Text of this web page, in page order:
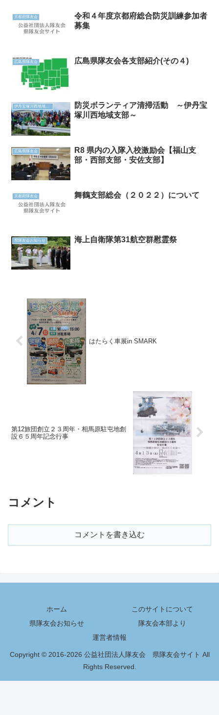
京都府隊友会
令和４年度京都府総合防災訓練参加者
募集
広島県隊友会 広島県隊友会各支部紹介(その４)
伊丹宝塚川西地域支部
防災ボランティア清掃活動 ～伊丹宝
塚川西地域支部～
広島県隊友会
R8 県内の入隊入校激励会【福山支
部・西部支部・安佐支部】
京都府隊友会 舞鶴支部総会（２０２２）について
県隊友会お知らせ 海上自衛隊第31航空群慰霊祭
はたらく車展in SMARK
第12旅団創立２３周年・相馬原駐屯地創
設６５周年記念行事
コメント
コメントを書き込む
ホーム
このサイトについて
県隊友会お知らせ
隊友会本部より
運営者情報
Copyright © 2016-2026 公益社団法人隊友会 県隊友会サイト All
Rights Reserved.